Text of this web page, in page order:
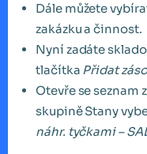
Dále můžete
zakázku a činnost.
Nyní zadáte
tlačítka Přidat
Otevře se seznam
skupině Stany
náhr. tyčkami –